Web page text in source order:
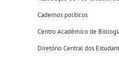
Cadernos políticos
Centro Acadêmico de
Diretório Central dos